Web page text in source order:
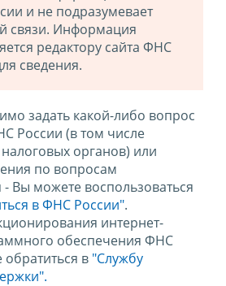
и не подразумевает
связи. Информация
редактору сайта ФНС
сведения.
задать какой-либо вопрос
России (в том числе
органов) или
по вопросам
Вы можете воспользоваться
в ФНС России".
интернет-
обеспечения ФНС
в "Службу